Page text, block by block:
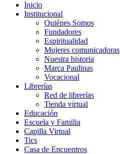
Inicio
Institucional
Quiénes Somos
Fundadores
Espiritualidad
Mujeres comunicadoras
Nuestra historia
Marca Paulinas
Vocacional
Librerías
Red de librerías
Tienda virtual
Educación
Escuela y Familia
Capilla Virtual
Tics
Casa de Encuentros